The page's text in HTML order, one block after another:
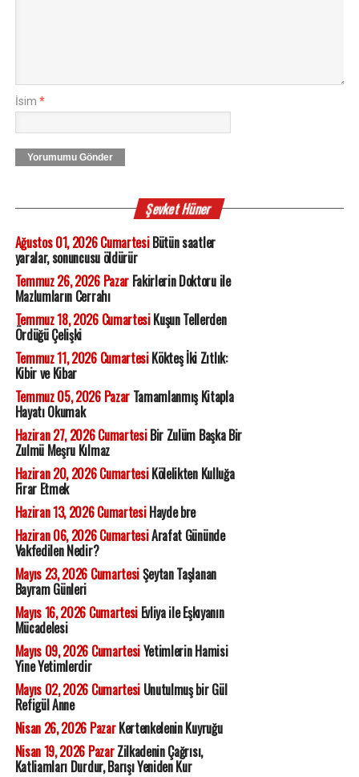
İsim *
Yorumumu Gönder
Şevket Hüner
Ağustos 01, 2026 CumartesiBütün saatler
yaralar, sonuncusu öldürür
Temmuz 26, 2026 PazarFakirlerin Doktoru ile
Mazlumların Cerrahı
Temmuz 18, 2026 CumartesiKuşun Tellerden
Ördüğü Çelişki
Temmuz 11, 2026 CumartesiKökteş İki Zıtlık:
Kibir ve Kibar
Temmuz 05, 2026 PazarTamamlanmış Kitapla
Hayatı Okumak
Haziran 27, 2026 CumartesiBir Zulüm Başka Bir
Zulmü Meşru Kılmaz
Haziran 20, 2026 CumartesiKölelikten Kulluğa
Firar Etmek
Haziran 13, 2026 CumartesiHayde bre
Haziran 06, 2026 CumartesiArafat Gününde
Vakfedilen Nedir?
Mayıs 23, 2026 CumartesiŞeytan Taşlanan
Bayram Günleri
Mayıs 16, 2026 CumartesiEvliya ile Eşkıyanın
Mücadelesi
Mayıs 09, 2026 CumartesiYetimlerin Hamisi
Yine Yetimlerdir
Mayıs 02, 2026 CumartesiUnutulmuş bir Gül
Refigül Anne
Nisan 26, 2026 PazarKertenkelenin Kuyruğu
Nisan 19, 2026 PazarZilkadenin Çağrısı,
Katliamları Durdur, Barışı Yeniden Kur